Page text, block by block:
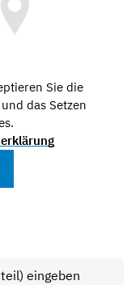
Sie die
das Setzen